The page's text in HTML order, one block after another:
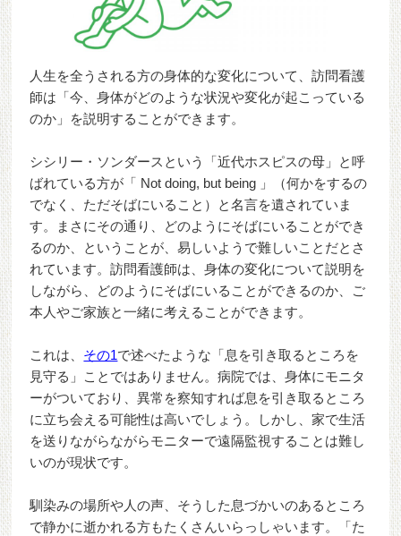
人生を全うされる方の身体的な変化について、訪問看護
師は「今、身体がどのような状況や変化が起こっている
のか」を説明することができます。
シシリー・ソンダースという「近代ホスピスの母」と呼
ばれている方が「 Not doing, but being 」（何かをするの
でなく、ただそばにいること）と名言を遺されていま
す。まさにその通り、どのようにそばにいることができ
るのか、ということが、易しいようで難しいことだとさ
れています。訪問看護師は、身体の変化について説明を
しながら、どのようにそばにいることができるのか、ご
本人やご家族と一緒に考えることができます。
これは、 その1で述べたような「息を引き取るところを
見守る」ことではありません。病院では、身体にモニタ
ーがついており、異常を察知すれば息を引き取るところ
に立ち会える可能性は高いでしょう。しかし、家で生活
を送りながらながらモニターで遠隔監視することは難し
いのが現状です。
馴染みの場所や人の声、そうした息づかいのあるところ
で静かに逝かれる方もたくさんいらっしゃいます。「た